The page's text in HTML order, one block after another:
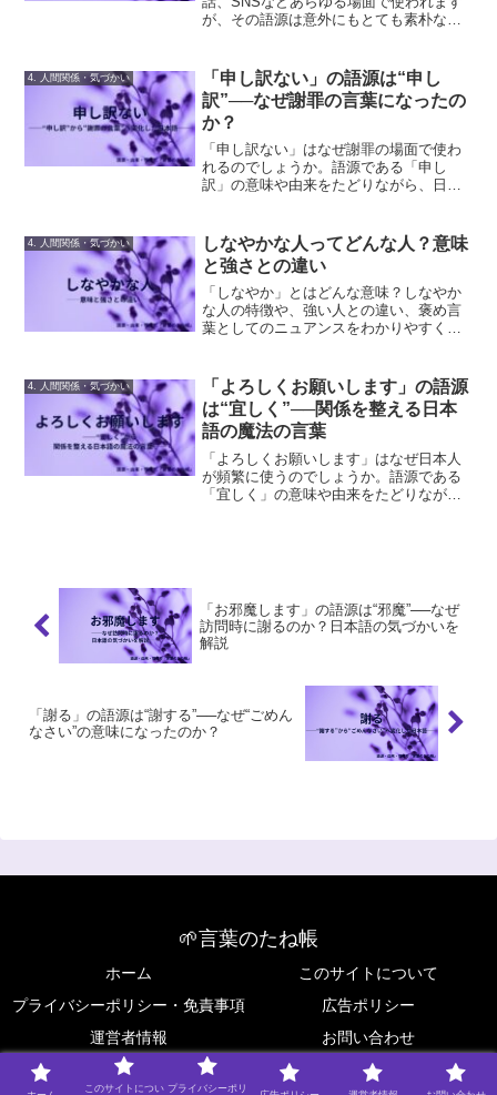
が、その語源は意外にもとても素朴な言
に流れる関係性” を意味しており、現代の
ような「周囲...
4. 人間関係・気づかい
「申し訳ない」の語源は“申し
訳”──なぜ謝罪の言葉になったの
か？
「申し訳ない」はなぜ謝罪の場面で使わ
れるのでしょうか。語源である「申し
訳」の意味や由来をたどりながら、日本
4. 人間関係・気づかい
しなやかな人ってどんな人？意味
と強さとの違い
「しなやか」とはどんな意味？しなやか
な人の特徴や、強い人との違い、褒め言
葉としてのニュアンスをわかりやすく解
4. 人間関係・気づかい
「よろしくお願いします」の語源
は“宜しく”──関係を整える日本
語の魔法の言葉
「よろしくお願いします」はなぜ日本人
が頻繁に使うのでしょうか。語源である
「宜しく」の意味や由来をたどりなが
「お邪魔します」の語源は“邪魔”──なぜ
訪問時に謝るのか？日本語の気づかいを
解説
「謝る」の語源は“謝する”──なぜ“ごめん
なさい”の意味になったのか？
🌱言葉のたね帳
ホーム
このサイトについて
プライバシーポリシー・免責事項
広告ポリシー
運営者情報
お問い合わせ
Copyright © 2025 🌱言葉のたね帳 All Rights Reserved.
このサイトについ プライバシーポリ